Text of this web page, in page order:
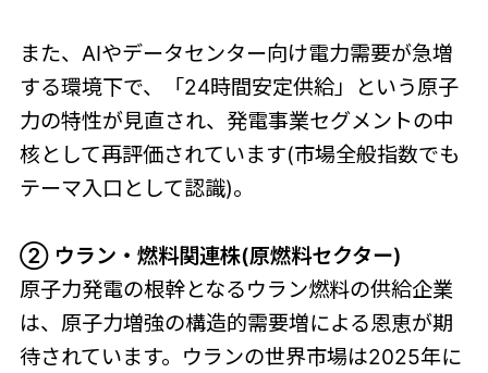
また、AIやデータセンター向け電力需要が急増
する環境下で、「24時間安定供給」という原子
力の特性が見直され、発電事業セグメントの中
核として再評価されています(市場全般指数でも
テーマ入口として認識)。
② ウラン・燃料関連株(原燃料セクター)
原子力発電の根幹となるウラン燃料の供給企業
は、原子力増強の構造的需要増による恩恵が期
待されています。ウランの世界市場は2025年に